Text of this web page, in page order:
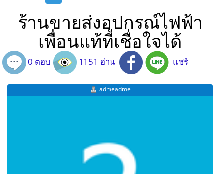
ร้านขายส่งอุปกรณ์ไฟฟ้า
เพื่อนแท้ที่เชื่อใจได้
0 ตอบ 1151 อ่าน แชร์
admeadme